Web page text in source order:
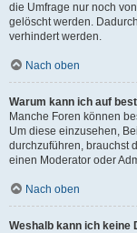
die Umfrage nur noch
gelöscht werden.
verhindert werden.
Nach oben
Warum kann ich auf
Manche Foren können
Um diese einzusehen,
durchzuführen, brauchst
einen Moderator oder
Nach oben
Weshalb kann ich keine